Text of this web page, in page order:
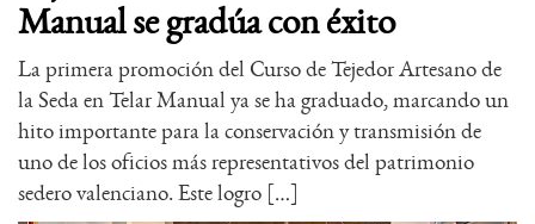
Manual se gradúa con éxito
La primera promoción del Curso de Tejedor Artesano de
la Seda en Telar Manual ya se ha graduado, marcando un
hito importante para la conservación y transmisión de
uno de los oficios más representativos del patrimonio
sedero valenciano. Este logro […]